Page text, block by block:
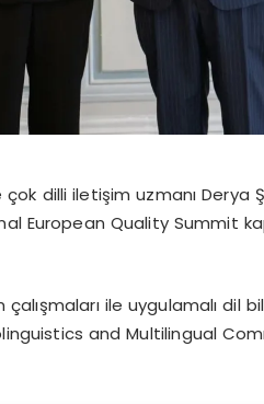
dilli iletişim uzmanı Derya
European Quality Summit
ile uygulamalı dil
and Multilingual